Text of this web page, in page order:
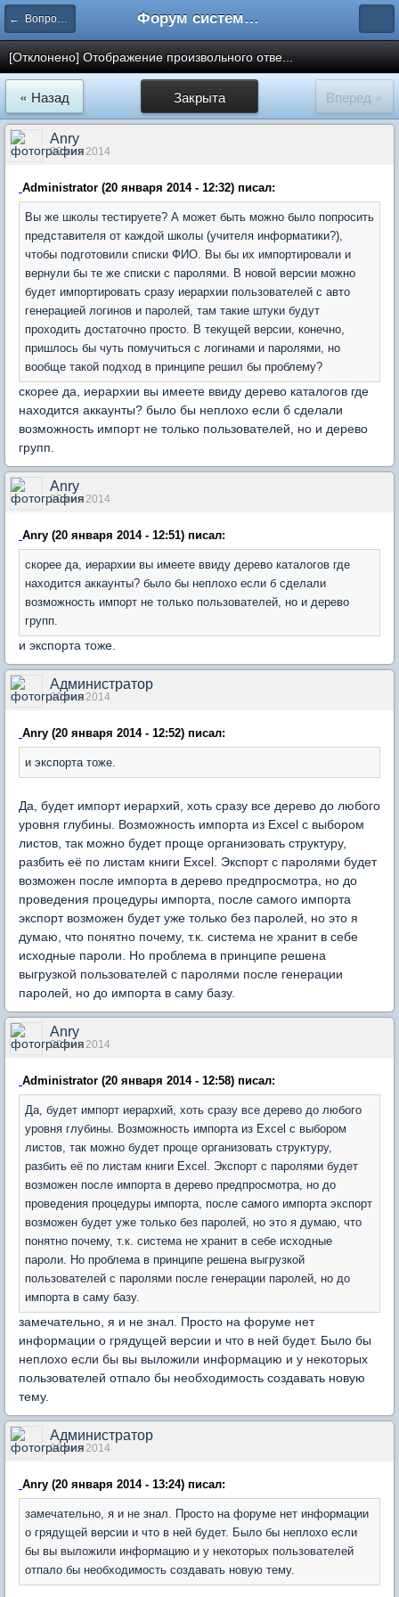
← Вопросы составления тестов Форум системы тестирования INDIGO
[Отклонено] Отображение произвольного отве...
Закрыта
« Назад Вперед »
Anry
20 янв 2014
Administrator (20 января 2014 - 12:32) писал:
Вы же школы тестируете? А может быть можно было попросить
представителя от каждой школы (учителя информатики?),
чтобы подготовили списки ФИО. Вы бы их импортировали и
вернули бы те же списки с паролями. В новой версии можно
будет импортировать сразу иерархии пользователей с авто
генерацией логинов и паролей, там такие штуки будут
проходить достаточно просто. В текущей версии, конечно,
пришлось бы чуть помучиться с логинами и паролями, но
вообще такой подход в принципе решил бы проблему?
скорее да, иерархии вы имеете ввиду дерево каталогов где
находится аккаунты? было бы неплохо если б сделали
возможность импорт не только пользователей, но и дерево
групп.
Anry
20 янв 2014
Anry (20 января 2014 - 12:51) писал:
скорее да, иерархии вы имеете ввиду дерево каталогов где
находится аккаунты? было бы неплохо если б сделали
возможность импорт не только пользователей, но и дерево
групп.
и экспорта тоже.
Администратор
20 янв 2014
Anry (20 января 2014 - 12:52) писал:
и экспорта тоже.
Да, будет импорт иерархий, хоть сразу все дерево до любого
уровня глубины. Возможность импорта из Excel с выбором
листов, так можно будет проще организовать структуру,
разбить её по листам книги Excel. Экспорт с паролями будет
возможен после импорта в дерево предпросмотра, но до
проведения процедуры импорта, после самого импорта
экспорт возможен будет уже только без паролей, но это я
думаю, что понятно почему, т.к. система не хранит в себе
исходные пароли. Но проблема в принципе решена
выгрузкой пользователей с паролями после генерации
паролей, но до импорта в саму базу.
Anry
20 янв 2014
Administrator (20 января 2014 - 12:58) писал:
Да, будет импорт иерархий, хоть сразу все дерево до любого
уровня глубины. Возможность импорта из Excel с выбором
листов, так можно будет проще организовать структуру,
разбить её по листам книги Excel. Экспорт с паролями будет
возможен после импорта в дерево предпросмотра, но до
проведения процедуры импорта, после самого импорта экспорт
возможен будет уже только без паролей, но это я думаю, что
понятно почему, т.к. система не хранит в себе исходные
пароли. Но проблема в принципе решена выгрузкой
пользователей с паролями после генерации паролей, но до
импорта в саму базу.
замечательно, я и не знал. Просто на форуме нет
информации о грядущей версии и что в ней будет. Было бы
неплохо если бы вы выложили информацию и у некоторых
пользователей отпало бы необходимость создавать новую
тему.
Администратор
20 янв 2014
Anry (20 января 2014 - 13:24) писал:
замечательно, я и не знал. Просто на форуме нет информации
о грядущей версии и что в ней будет. Было бы неплохо если
бы вы выложили информацию и у некоторых пользователей
отпало бы необходимость создавать новую тему.